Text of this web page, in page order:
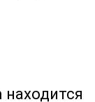
находится